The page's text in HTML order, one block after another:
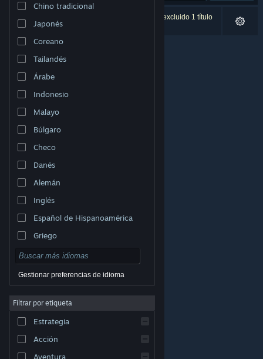
Cambiar idioma
Descargar Steam Mobile
Ver versión clásica
© Valve Corporation. Todos los derechos reservados.
respectivos dueños en EE. UU. y otros países.
Acuerdo de Suscriptor a Steam
Cookies
Chino tradicional
Japonés
Coreano
Tailandés
Árabe
Indonesio
Malayo
Búlgaro
Checo
Danés
Alemán
Inglés
Español de Hispanoamérica
Griego
Gestionar preferencias de idioma
Filtrar por etiqueta
Estrategia
Acción
Aventura
0 resultados coinciden con la búsqueda. Se ha excluido 1 título
basándose en tus preferencias.